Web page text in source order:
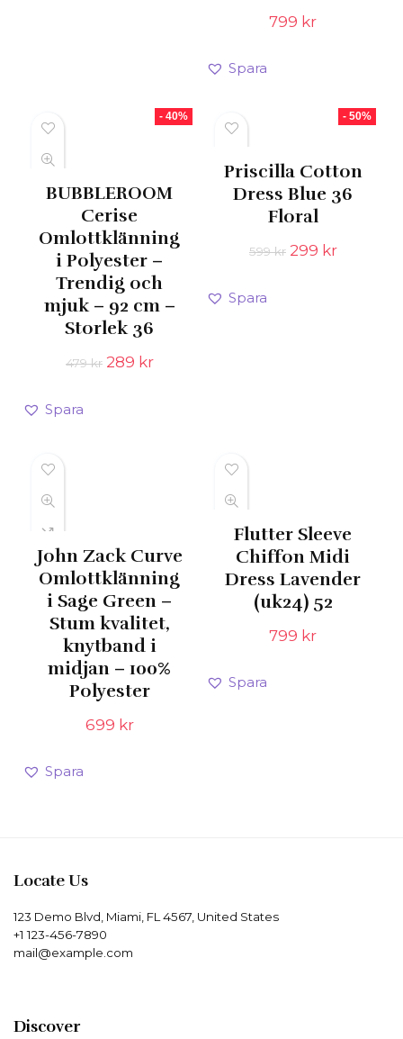
799 kr
Spara
- 40%
BUBBLEROOM
Cerise
Omlottklänning
i Polyester –
Trendig och
mjuk – 92 cm –
Storlek 36
479kr Det
289 krDet
Spara
- 50%
Priscilla Cotton
Dress Blue 36
Floral
599kr Det
299 krDet
Spara
John Zack Curve
Omlottklänning
i Sage Green –
Stum kvalitet,
knytband i
midjan – 100%
Polyester
699 kr
Spara
Flutter Sleeve
Chiffon Midi
Dress Lavender
(uk24) 52
799 kr
Spara
Locate Us
123 Demo Blvd, Miami, FL 4567, United States
+1 123-456-7890
mail@example.com
Discover